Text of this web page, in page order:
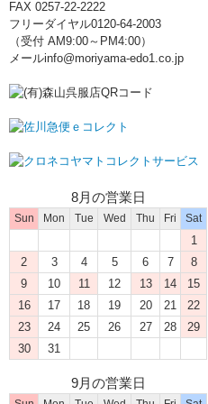
FAX 0257-22-2222
フリーダイヤル0120-64-2003
（受付 AM9:00～PM4:00）
メールinfo@moriyama-edo1.co.jp
8月の営業日
Sun Mon Tue Wed Thu Fri Sat
1
2
3 4 5 6 7
8
9
10 11 12 13 14
15
16
17 18 19 20 21
22
23
24 25 26 27 28
29
30
31
9月の営業日